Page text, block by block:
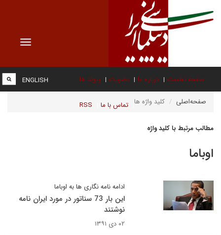
Toggle
صفحه نخست درباره ما عضویت پیوند ها
تماس با ما RSS
ENGLISH
صفحه‌اصلی کلید واژه ها
مطالب مرتبط با کلید واژه
اوباما
ادامه نامه نگاری ها به اوباما
این بار 73 سناتور در مورد ایران نامه
نوشتند
۰۲ دی ۱۳۹۱